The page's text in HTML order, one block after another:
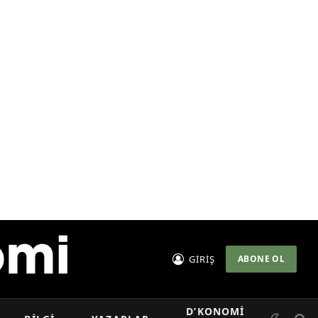
GİRİŞ ABONE OL
D’KONOMI